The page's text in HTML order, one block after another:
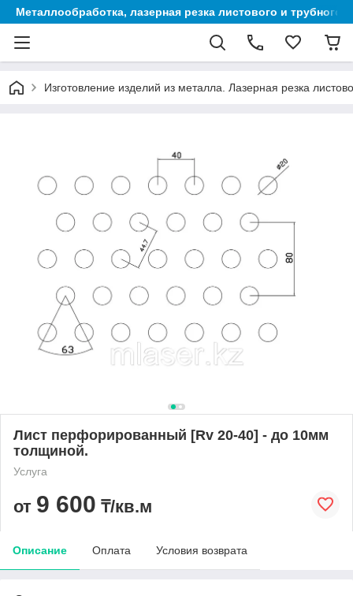
Металлообработка, лазерная резка листового и трубного
Изготовление изделий из металла. Лазерная резка
Лист перфорированный [Rv 20-40] - до 10мм
толщиной.
Услуга
от 9 600 ₸/кв.м
Описание Оплата Условия возврата